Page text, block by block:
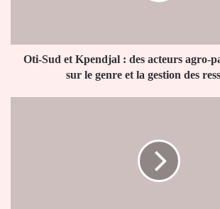
pastoraux
formés
Oti-Sud et Kpendjal : des acteurs agro-
sur le genre et la gestion des